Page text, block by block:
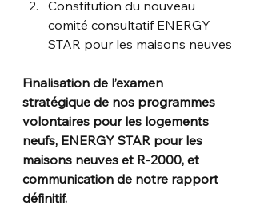
Constitution du nouveau
comité consultatif ENERGY
STAR pour les maisons neuves
Finalisation de l’examen
stratégique de nos programmes
volontaires pour les logements
neufs, ENERGY STAR pour les
maisons neuves et R-2000, et
communication de notre rapport
définitif.